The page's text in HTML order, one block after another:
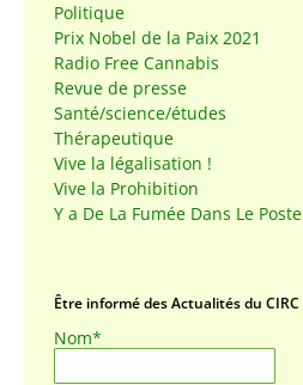
Politique
Prix Nobel de la Paix 2021
Radio Free Cannabis
Revue de presse
Santé/science/études
Thérapeutique
Vive la légalisation !
Vive la Prohibition
Y a De La Fumée Dans Le Poste
Être informé des Actualités du CIRC
Nom*